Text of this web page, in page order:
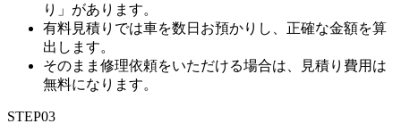
り」があります。
有料見積りでは車を数日お預かりし、正確な金額を算
出します。
そのまま修理依頼をいただける場合は、見積り費用は
無料になります。
STEP03